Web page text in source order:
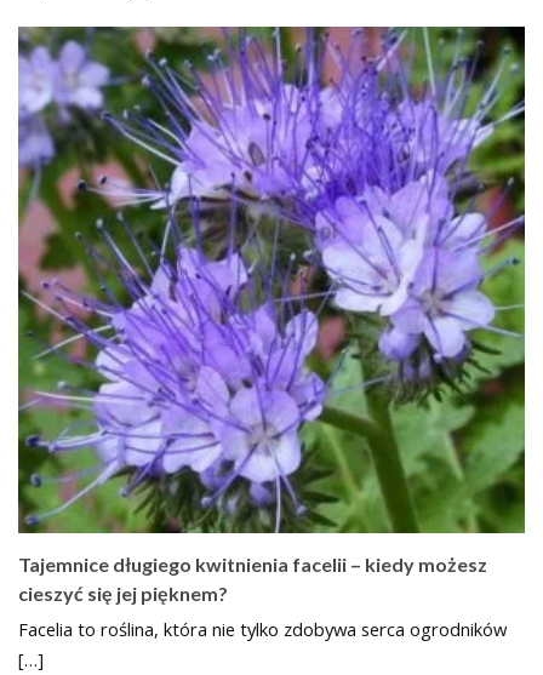
Tajemnice długiego kwitnienia facelii – kiedy możesz
cieszyć się jej pięknem?
Facelia to roślina, która nie tylko zdobywa serca ogrodników
[…]